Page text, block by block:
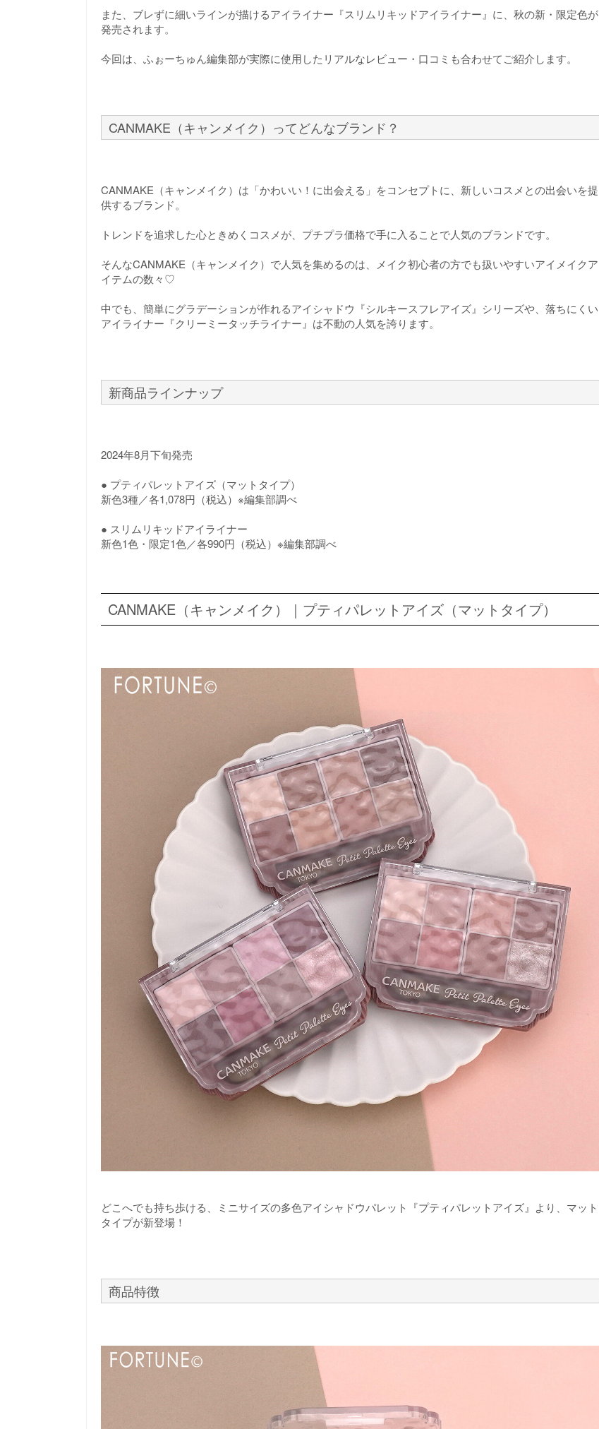
また、ブレずに細いラインが描けるアイライナー『スリムリキッドアイライナー』に、秋の新・限定色が
発売されます。
今回は、ふぉーちゅん編集部が実際に使用したリアルなレビュー・口コミも合わせてご紹介します。
CANMAKE（キャンメイク）ってどんなブランド？
CANMAKE（キャンメイク）は「かわいい！に出会える」をコンセプトに、新しいコスメとの出会いを提
供するブランド。
トレンドを追求した心ときめくコスメが、プチプラ価格で手に入ることで人気のブランドです。
そんなCANMAKE（キャンメイク）で人気を集めるのは、メイク初心者の方でも扱いやすいアイメイクア
イテムの数々♡
中でも、簡単にグラデーションが作れるアイシャドウ『シルキースフレアイズ』シリーズや、落ちにくい
アイライナー『クリーミータッチライナー』は不動の人気を誇ります。
新商品ラインナップ
2024年8月下旬発売
● プティパレットアイズ（マットタイプ）
新色3種／各1,078円（税込）※編集部調べ
● スリムリキッドアイライナー
新色1色・限定1色／各990円（税込）※編集部調べ
CANMAKE（キャンメイク）｜プティパレットアイズ（マットタイプ）
どこへでも持ち歩ける、ミニサイズの多色アイシャドウパレット『プティパレットアイズ』より、マット
タイプが新登場！
商品特徴